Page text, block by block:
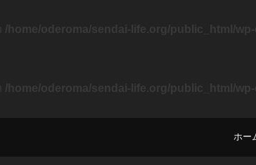
/home/oderoma/sendai-life.org/public_html/
/home/oderoma/sendai-life.org/public_html/
ホー